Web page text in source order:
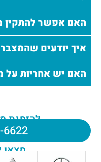
להזמנת
6622
מצאו
האם אפשר להתקין
איך יודעים
האם יש אחריות על